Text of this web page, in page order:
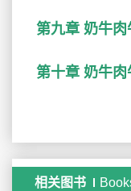
第九章 奶牛
第十章 奶牛
相关图书